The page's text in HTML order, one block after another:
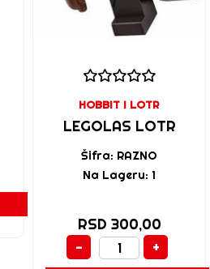
HOBBIT I LOTR
LEGOLAS LOTR
Šifra: RAZNO
Na Lageru: 1
RSD 300,00
-
+